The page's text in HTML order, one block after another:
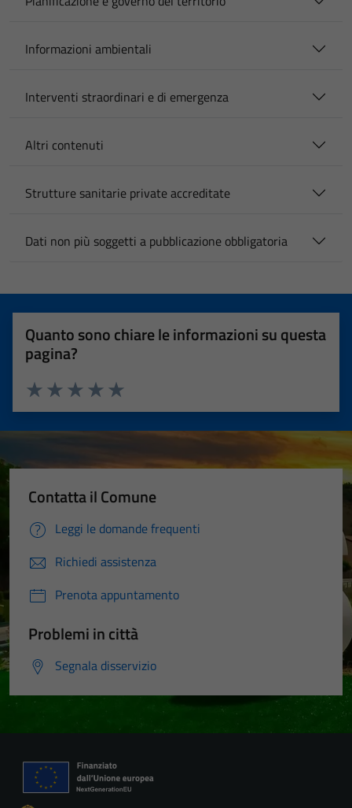
Informazioni ambientali
Interventi straordinari e di emergenza
Altri contenuti
Strutture sanitarie private accreditate
Dati non più soggetti a pubblicazione obbligatoria
Quanto sono chiare le informazioni su questa
pagina?
Valuta 5 stelle su 5
Valuta 4 stelle su 5
Valuta 3 stelle su 5
Valuta 2 stelle su 5
Valuta 1 stelle su 5
Contatta il Comune
Leggi le domande frequenti
Richiedi assistenza
Prenota appuntamento
Problemi in città
Segnala disservizio